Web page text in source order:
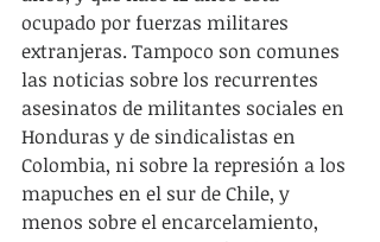
ocupado por fuerzas militares
extranjeras. Tampoco son comunes
las noticias sobre los recurrentes
asesinatos de militantes sociales en
Honduras y de sindicalistas en
Colombia, ni sobre la represión a los
mapuches en el sur de Chile, y
menos sobre el encarcelamiento,